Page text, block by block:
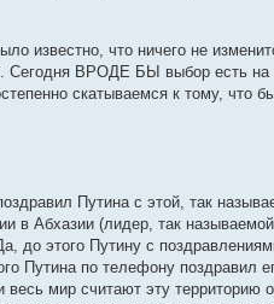
известно, что ничего не
Сегодня ВРОДЕ БЫ выбор есть
скатываемся к тому, что
Путина с этой, так
в Абхазии (лидер, так
до этого Путину с
Путина по телефону поздравил
мир считают эту территорию